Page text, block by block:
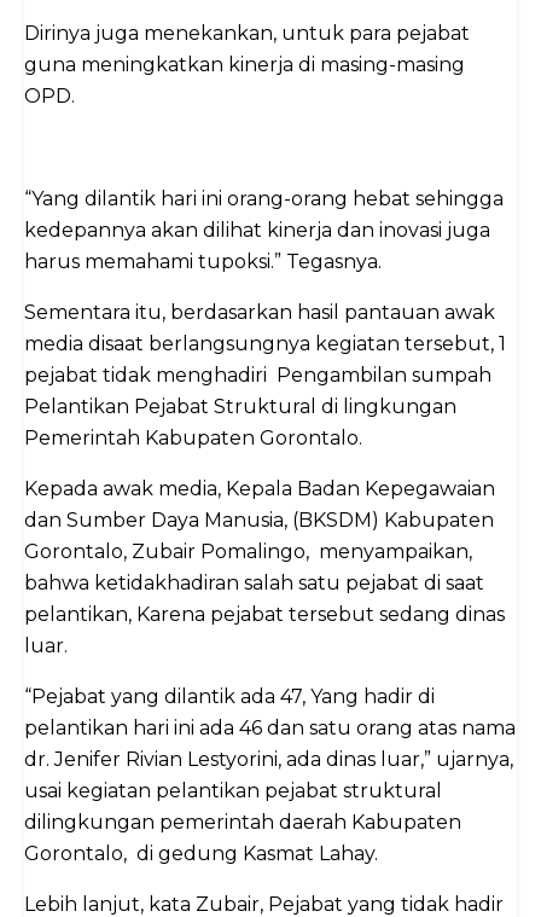
Dirinya juga menekankan, untuk para pejabat
guna meningkatkan kinerja di masing-masing
OPD.
“Yang dilantik hari ini orang-orang hebat sehingga
kedepannya akan dilihat kinerja dan inovasi juga
harus memahami tupoksi.” Tegasnya.
Sementara itu, berdasarkan hasil pantauan awak
media disaat berlangsungnya kegiatan tersebut, 1
pejabat tidak menghadiri Pengambilan sumpah
Pelantikan Pejabat Struktural di lingkungan
Pemerintah Kabupaten Gorontalo.
Kepada awak media, Kepala Badan Kepegawaian
dan Sumber Daya Manusia, (BKSDM) Kabupaten
Gorontalo, Zubair Pomalingo, menyampaikan,
bahwa ketidakhadiran salah satu pejabat di saat
pelantikan, Karena pejabat tersebut sedang dinas
luar.
“Pejabat yang dilantik ada 47, Yang hadir di
pelantikan hari ini ada 46 dan satu orang atas nama
dr. Jenifer Rivian Lestyorini, ada dinas luar,” ujarnya,
usai kegiatan pelantikan pejabat struktural
dilingkungan pemerintah daerah Kabupaten
Gorontalo, di gedung Kasmat Lahay.
Lebih lanjut, kata Zubair, Pejabat yang tidak hadir